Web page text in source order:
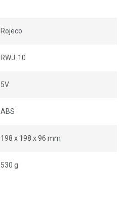
Rojeco
RWJ-10
5V
ABS
198 x 198 x 96 mm
530 g